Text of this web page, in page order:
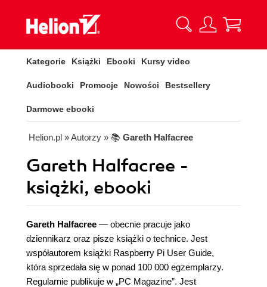
Kategorie Książki Ebooki Kursy video
Audiobooki Promocje Nowości Bestsellery
Darmowe ebooki
Helion.pl » Autorzy » 📚 Gareth Halfacree
Gareth Halfacree -
książki, ebooki
Gareth Halfacree — obecnie pracuje jako
dziennikarz oraz pisze książki o technice. Jest
współautorem książki Raspberry Pi User Guide,
która sprzedała się w ponad 100 000 egzemplarzy.
Regularnie publikuje w „PC Magazine”. Jest